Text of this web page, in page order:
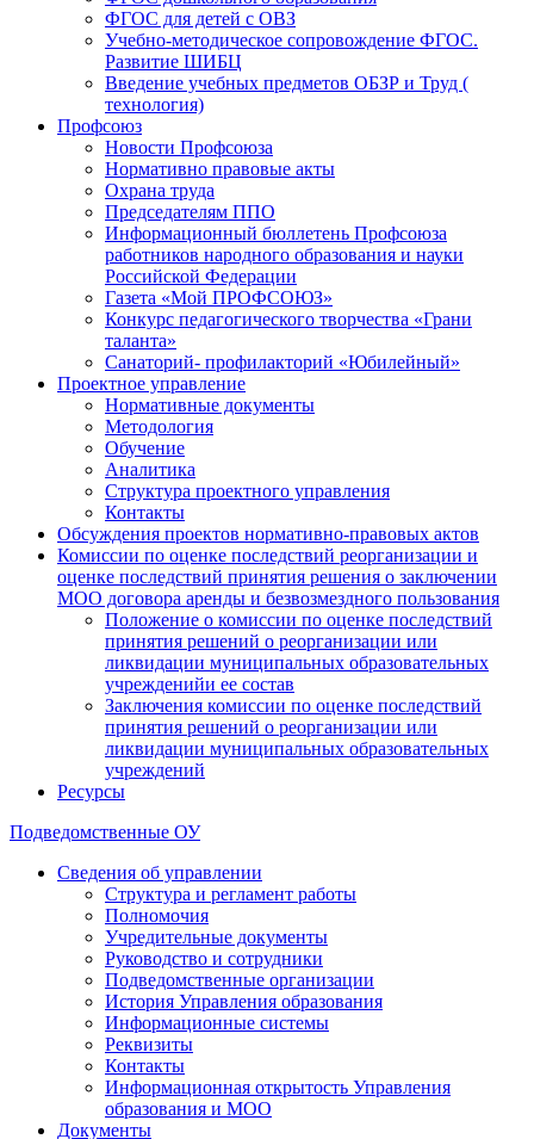
ФГОС для детей с ОВЗ
Учебно-методическое сопровождение ФГОС.
Развитие ШИБЦ
Введение учебных предметов ОБЗР и Труд (
технология)
Профсоюз
Новости Профсоюза
Нормативно правовые акты
Охрана труда
Председателям ППО
Информационный бюллетень Профсоюза
работников народного образования и науки
Российской Федерации
Газета «Мой ПРОФСОЮЗ»
Конкурс педагогического творчества «Грани
таланта»
Санаторий- профилакторий «Юбилейный»
Проектное управление
Нормативные документы
Методология
Обучение
Аналитика
Структура проектного управления
Контакты
Обсуждения проектов нормативно-правовых актов
Комиссии по оценке последствий реорганизации и
оценке последствий принятия решения о заключении
МОО договора аренды и безвозмездного пользования
Положение о комиссии по оценке последствий
принятия решений о реорганизации или
ликвидации муниципальных образовательных
учрежденийи ее состав
Заключения комиссии по оценке последствий
принятия решений о реорганизации или
ликвидации муниципальных образовательных
учреждений
Ресурсы
Подведомственные ОУ
Сведения об управлении
Структура и регламент работы
Полномочия
Учредительные документы
Руководство и сотрудники
Подведомственные организации
История Управления образования
Информационные системы
Реквизиты
Контакты
Информационная открытость Управления
образования и МОО
Документы